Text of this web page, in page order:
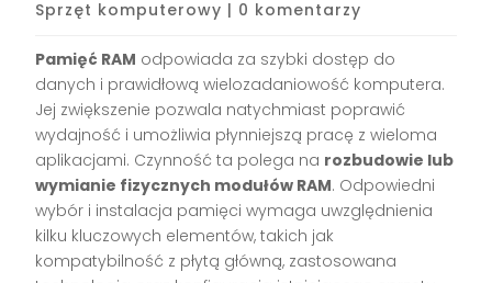
Sprzęt komputerowy | 0 komentarzy
Pamięć RAM odpowiada za szybki dostęp do
danych i prawidłową wielozadaniowość komputera.
Jej zwiększenie pozwala natychmiast poprawić
wydajność i umożliwia płynniejszą pracę z wieloma
aplikacjami. Czynność ta polega na rozbudowie lub
wymianie fizycznych modułów RAM. Odpowiedni
wybór i instalacja pamięci wymaga uwzględnienia
kilku kluczowych elementów, takich jak
kompatybilność z płytą główną, zastosowana